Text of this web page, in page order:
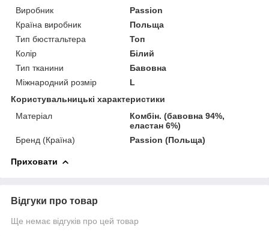
Виробник
Passion
Країна виробник
Польща
Тип бюстгальтера
Топ
Колір
Білий
Тип тканини
Бавовна
Міжнародний розмір
L
Користувальницькі характеристики
Матеріал
Комбін. (бавовна 94%,
еластан 6%)
Бренд (Країна)
Passion (Польща)
Приховати
Відгуки про товар
Ще немає відгуків про цей товар